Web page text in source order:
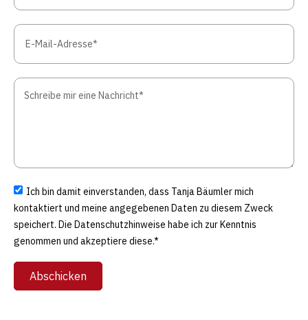
Ich bin damit einverstanden, dass Tanja Bäumler mich
kontaktiert und meine angegebenen Daten zu diesem Zweck
speichert. Die Datenschutzhinweise habe ich zur Kenntnis
genommen und akzeptiere diese.*
Abschicken